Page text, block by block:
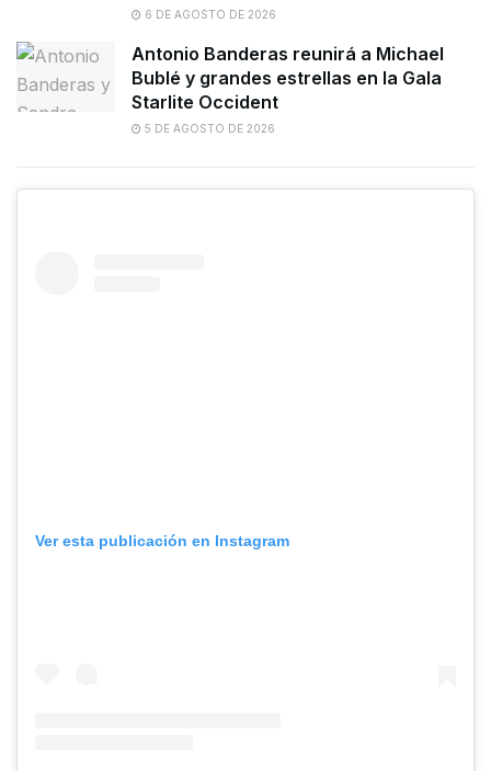
6 DE AGOSTO DE 2026
Antonio Banderas reunirá a Michael
Bublé y grandes estrellas en la Gala
Starlite Occident
5 DE AGOSTO DE 2026
Ver esta publicación en Instagram